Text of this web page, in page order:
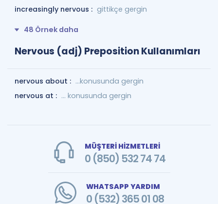
increasingly nervous : gittikçe gergin
48 Örnek daha
Nervous (adj) Preposition Kullanımları
nervous about : …konusunda gergin
nervous at : ... konusunda gergin
MÜŞTERİ HİZMETLERİ
0 (850) 532 74 74
WHATSAPP YARDIM
0 (532) 365 01 08